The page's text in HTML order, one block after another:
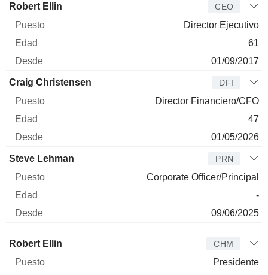
Director Puesto
Robert Ellin CEO
Director Ejecutivo
61
01/09/2017
Craig Christensen DFI
Director Financiero/CFO
47
01/05/2026
Steve Lehman PRN
Corporate Officer/Principal
-
09/06/2025
Administrador
Robert Ellin CHM
Presidente